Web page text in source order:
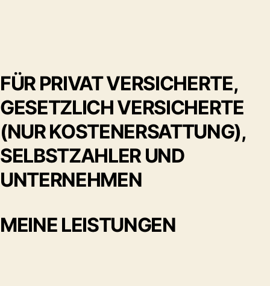
FÜR PRIVAT VERSICHERTE,
GESETZLICH VERSICHERTE
(NUR KOSTENERSATTUNG),
SELBSTZAHLER UND
UNTERNEHMEN
MEINE LEISTUNGEN